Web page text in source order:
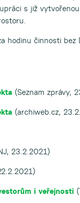
s již
hodinu činnosti bez
(Seznam zprávy,
(archiweb.cz,
23.2.2021)
i veřejnosti